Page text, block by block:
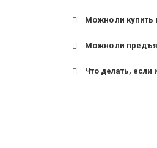
Можно ли купить
Можно ли
Что делать,